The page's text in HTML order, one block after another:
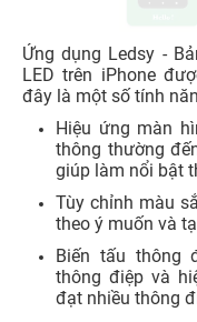
Ứng dụng Ledsy -
LED trên iPhone
đây là một số tính
Hiệu ứng màn
thông thường
giúp làm nổi bật
Tùy chỉnh màu
theo ý muốn và
Biến tấu thông
thông điệp và
đạt nhiều thông